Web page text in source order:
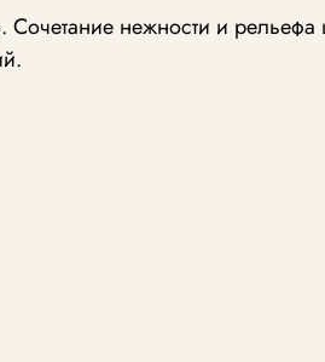
нежности и рельефа